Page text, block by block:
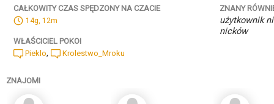
CAŁKOWITY CZAS SPĘDZONY NA CZACIE
14g, 12m
WŁAŚCICIEL POKOI
Pieklo, Krolestwo_Mroku
ZNANY
użytkownik
nicków
ZNAJOMI